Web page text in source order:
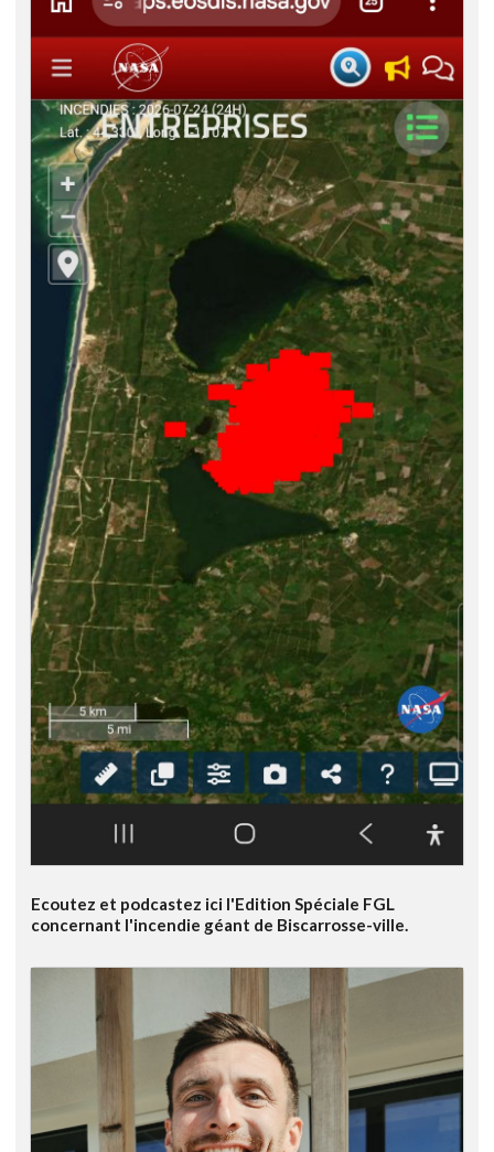
Ecoutez et podcastez ici l'Edition Spéciale FGL
concernant l'incendie géant de Biscarrosse-ville.